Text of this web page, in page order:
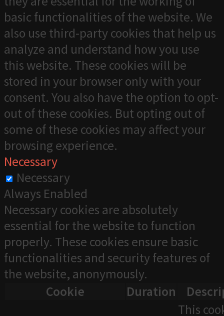
basic functionalities of the website. We
also use third-party cookies that help us
analyze and understand how you use
this website. These cookies will be
stored in your browser only with your
consent. You also have the option to opt-
out of these cookies. But opting out of
some of these cookies may affect your
browsing experience.
Necessary
Necessary
Always Enabled
Necessary cookies are absolutely
essential for the website to function
properly. These cookies ensure basic
functionalities and security features of
the website, anonymously.
Cookie
Duration
This